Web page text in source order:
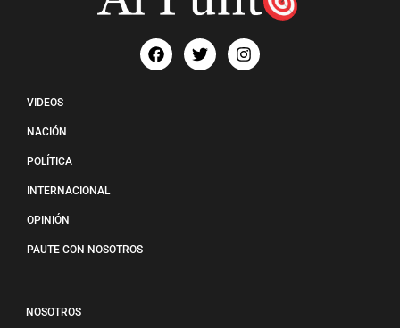
VIDEOS
NACIÓN
POLÍTICA
INTERNACIONAL
OPINIÓN
PAUTE CON NOSOTROS
NOSOTROS